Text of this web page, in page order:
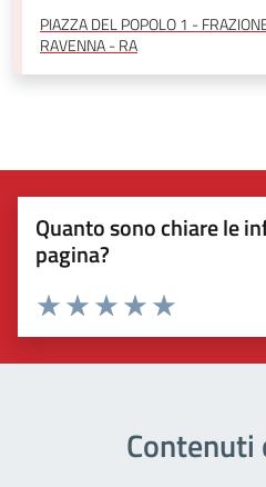
PIAZZA DEL POPOLO 1 -
RAVENNA - RA
Quanto sono chiare le
pagina?
Valuta 5 stelle
Valuta 4 stelle su 5
Valuta 3 stelle su 5
Valuta 2 stelle su 5
Valuta 1 stelle su 5